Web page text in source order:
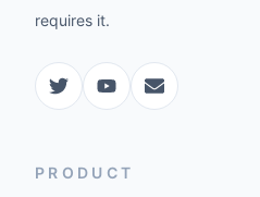
requires it.
PRODUCT